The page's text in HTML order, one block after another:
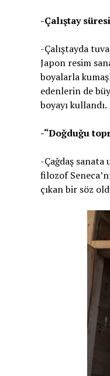
-Çalıştay
-Çalıştayda
Japon resim
boyalarla
edenlerin de
boyayı kullandı.
-“Doğduğu
-Çağdaş
filozof
çıkan bir söz